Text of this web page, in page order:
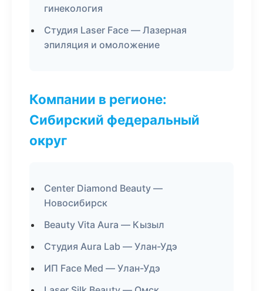
гинекология
Студия Laser Face — Лазерная
эпиляция и омоложение
Компании в регионе:
Сибирский федеральный
округ
Center Diamond Beauty —
Новосибирск
Beauty Vita Aura — Кызыл
Студия Aura Lab — Улан-Удэ
ИП Face Med — Улан-Удэ